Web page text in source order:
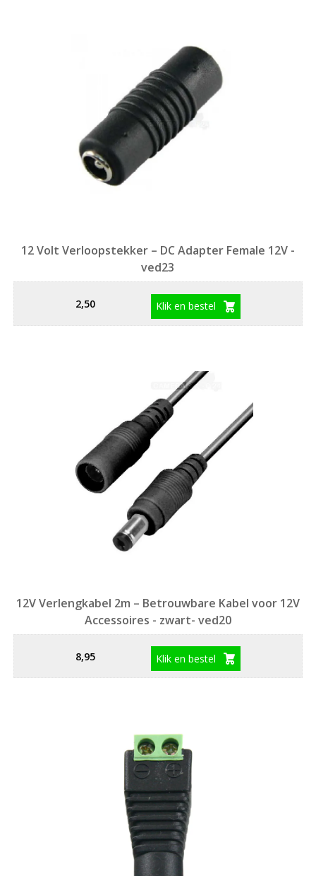
12 Volt Verloopstekker – DC Adapter Female 12V -
ved23
2,50 Klik en bestel
12V Verlengkabel 2m – Betrouwbare Kabel voor 12V
Accessoires - zwart- ved20
8,95 Klik en bestel